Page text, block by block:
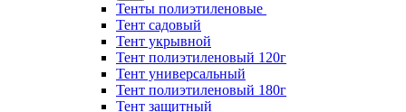
Тенты полиэтиленовые
Тент садовый
Тент укрывной
Тент полиэтиленовый 120г
Тент универсальный
Тент полиэтиленовый 180г
Тент защитный